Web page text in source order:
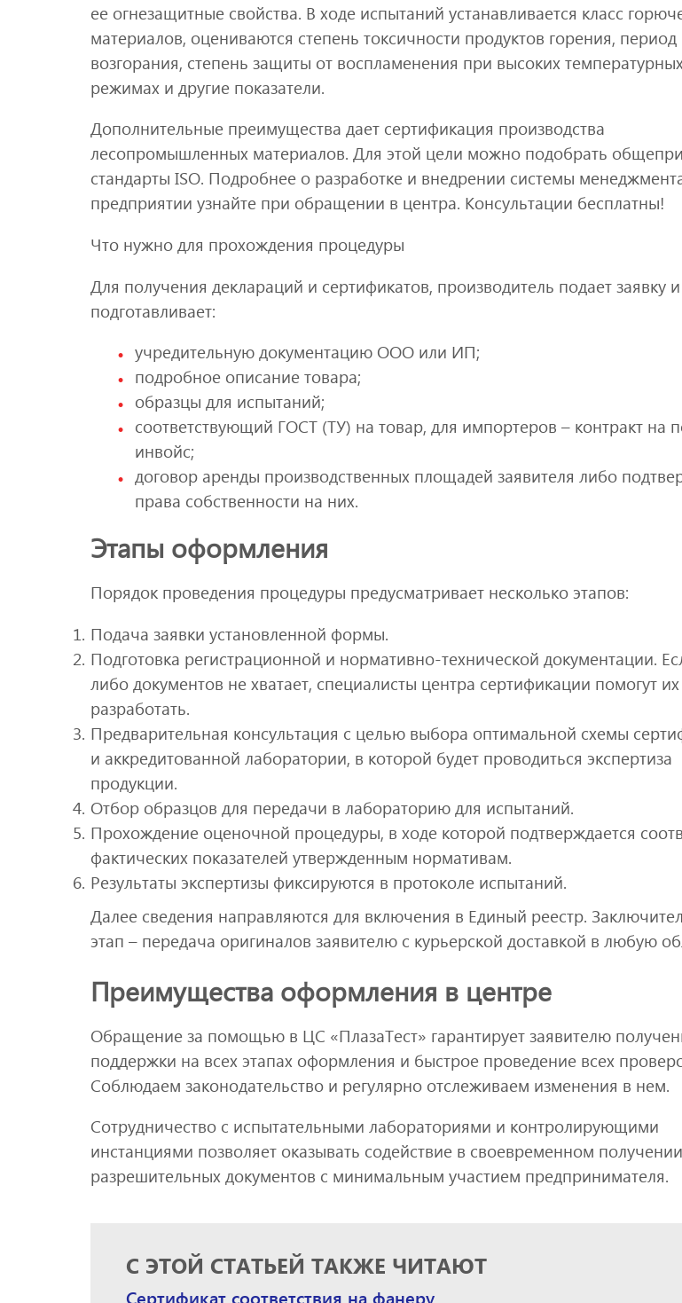
ее огнезащитные свойства. В ходе испытаний устанавливается класс
материалов, оцениваются степень токсичности продуктов горения, период
возгорания, степень защиты от воспламенения при высоких
режимах и другие показатели.
Дополнительные преимущества дает сертификация производства
лесопромышленных материалов. Для этой цели можно подобрать
стандарты ISO. Подробнее о разработке и внедрении системы
предприятии узнайте при обращении в центра. Консультации бесплатны!
Что нужно для прохождения процедуры
Для получения деклараций и сертификатов, производитель подает заявку и
подготавливает:
учредительную документацию ООО или ИП;
подробное описание товара;
образцы для испытаний;
соответствующий ГОСТ (ТУ) на товар, для импортеров – контракт на
инвойс;
договор аренды производственных площадей заявителя либо
права собственности на них.
Этапы оформления
Порядок проведения процедуры предусматривает несколько этапов:
Подача заявки установленной формы.
Подготовка регистрационной и нормативно-технической документации.
либо документов не хватает, специалисты центра сертификации помогут их
разработать.
Предварительная консультация с целью выбора оптимальной схемы
и аккредитованной лаборатории, в которой будет проводиться экспертиза
продукции.
Отбор образцов для передачи в лабораторию для испытаний.
Прохождение оценочной процедуры, в ходе которой подтверждается
фактических показателей утвержденным нормативам.
Результаты экспертизы фиксируются в протоколе испытаний.
Далее сведения направляются для включения в Единый реестр.
этап – передача оригиналов заявителю с курьерской доставкой в любую
Преимущества оформления в центре
Обращение за помощью в ЦС «ПлазаТест» гарантирует заявителю
поддержки на всех этапах оформления и быстрое проведение всех
Соблюдаем законодательство и регулярно отслеживаем изменения в нем.
Сотрудничество с испытательными лабораториями и контролирующими
инстанциями позволяет оказывать содействие в своевременном получении
разрешительных документов с минимальным участием предпринимателя.
С ЭТОЙ СТАТЬЕЙ ТАКЖЕ ЧИТАЮТ
Сертификат соответствия на фанеру